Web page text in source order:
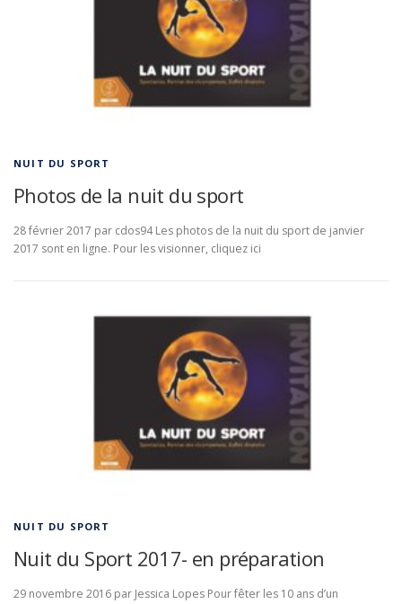
NUIT DU SPORT
Photos de la nuit du sport
28 février 2017 par cdos94 Les photos de la nuit du sport de janvier
2017 sont en ligne. Pour les visionner, cliquez ici
NUIT DU SPORT
Nuit du Sport 2017- en préparation
29 novembre 2016 par Jessica Lopes Pour fêter les 10 ans d’un